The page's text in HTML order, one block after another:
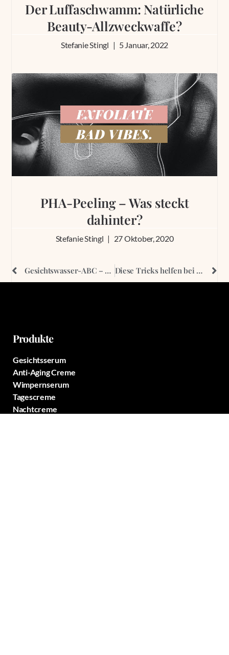
Der Luffaschwamm: Natürliche
Beauty-Allzweckwaffe?
Stefanie Stingl 5 Januar, 2022
PHA-Peeling – Was steckt
dahinter?
Stefanie Stingl 27 Oktober, 2020
Gesichtswasser-ABC – Mit einem Toner wird Deine Gesichtshaut aufnahmefähiger Diese Tricks helfen bei Reibeisenhaut
Produkte
Gesichtsserum
Anti-Aging Creme
Wimpernserum
Tagescreme
Nachtcreme